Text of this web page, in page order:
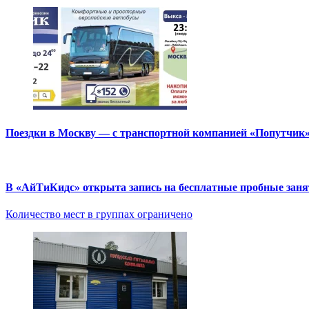
Поездки в Москву — с транспортной компанией «Попутчик»
В «АйТиКидс» открыта запись на бесплатные пробные
Количество мест в группах ограничено